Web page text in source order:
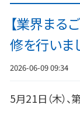
【業界まる
修を行いま
2026-06-09 09:34
5月21日（木）